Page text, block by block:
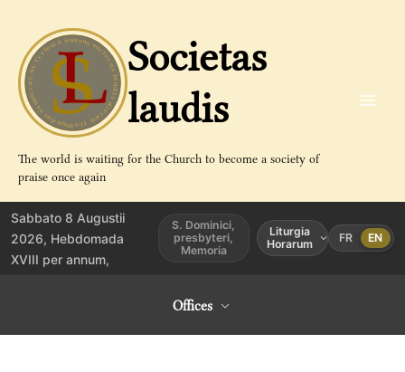
contenu
Societas
laudis
The world is waiting for the Church to become a society of
praise once again
Sabbato 8 Augustii
2026, Hebdomada
XVIII per annum,
S. Dominici,
presbyteri,
Memoria
Liturgia
Horarum
FR EN
Offices